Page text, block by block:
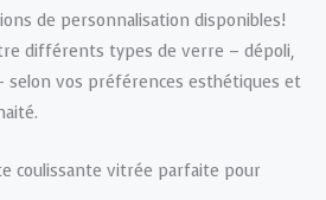
de personnalisation disponibles!
différents types de verre – dépoli,
vos préférences esthétiques et
coulissante vitrée parfaite pour